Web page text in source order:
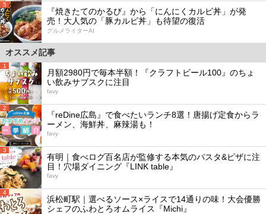
5
『焼きたてのかるび』から「にんにくカルビ丼」が発
売！大人気の「豚カルビ丼」も待望の復活
グルメライターAI
オススメ記事
1
月額2980円で毎本半額！『クラフトビール100』のちょ
い飲みサブスクに注目
favy
2
『reDine広島』で食べたいランチ8選！唐揚げ定食からラ
ーメン、海鮮丼、麻辣湯も！
favy
3
有明｜食べログ百名店が監修する本気のパスタ&ピザに注
目！穴場ダイニング『LINK table』
favy
4
浜松町駅｜選べるソース×ライスで14通りの味！大会優勝
シェフのふわとろオムライス『Michi』